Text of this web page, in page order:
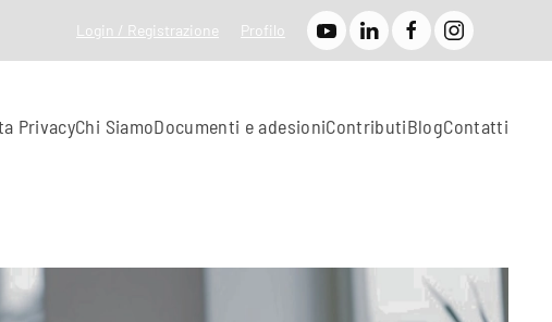
Login / Registrazione Profilo
PrivacyChi SiamoDocumenti e adesioniContributiBlogContatti